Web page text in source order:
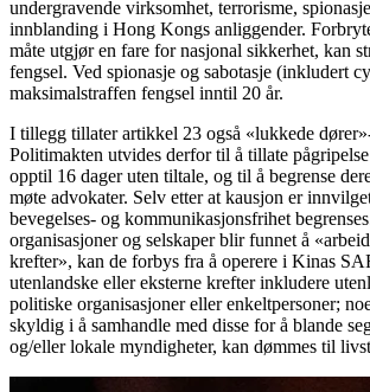
undergravende virksomhet, terrorisme,
innblanding i Hong Kongs anliggender.
måte utgjør en fare for nasjonal sikkerhet, kan
fengsel. Ved spionasje og sabotasje (inkludert
maksimalstraffen fengsel inntil 20 år.
I tillegg tillater artikkel 23 også «lukkede
Politimakten utvides derfor til å tillate
opptil 16 dager uten tiltale, og til å begrense
møte advokater. Selv etter at kausjon er
bevegelses- og kommunikasjonsfrihet
organisasjoner og selskaper blir funnet å
krefter», kan de forbys fra å operere i Kinas
utenlandske eller eksterne krefter inkludere
politiske organisasjoner eller enkeltpersoner;
skyldig i å samhandle med disse for å blande
og/eller lokale myndigheter, kan dømmes til